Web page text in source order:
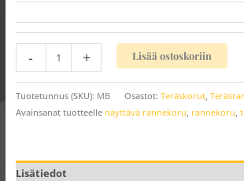
- + Lisää ostoskoriin
Tuotetunnus (SKU): MB Osastot: Teräskorut,
Avainsanat tuotteelle näyttävä rannekoru rannekoru
Lisätiedot